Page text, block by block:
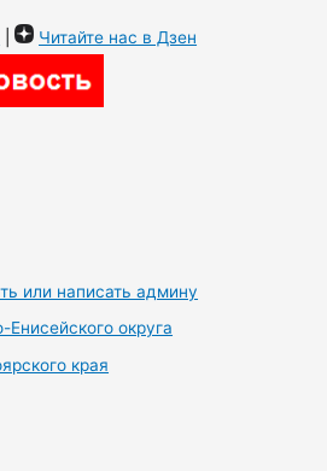
| Читайте нас в Дзен
или написать админу
округа
края